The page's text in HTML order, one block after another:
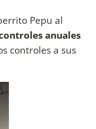
Pepu al
anuales
controles a sus